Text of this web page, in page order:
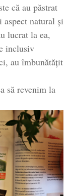
că au păstrat
aspect natural și
lucrat la ea,
inclusiv
au îmbunătățit
să revenim la